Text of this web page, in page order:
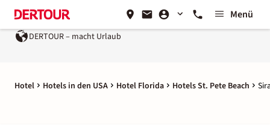
Menü
– macht Urlaub Ein Unternehmen der
Hotel Hotels in den USA Hotel Florida Hotels St. Pete Beach